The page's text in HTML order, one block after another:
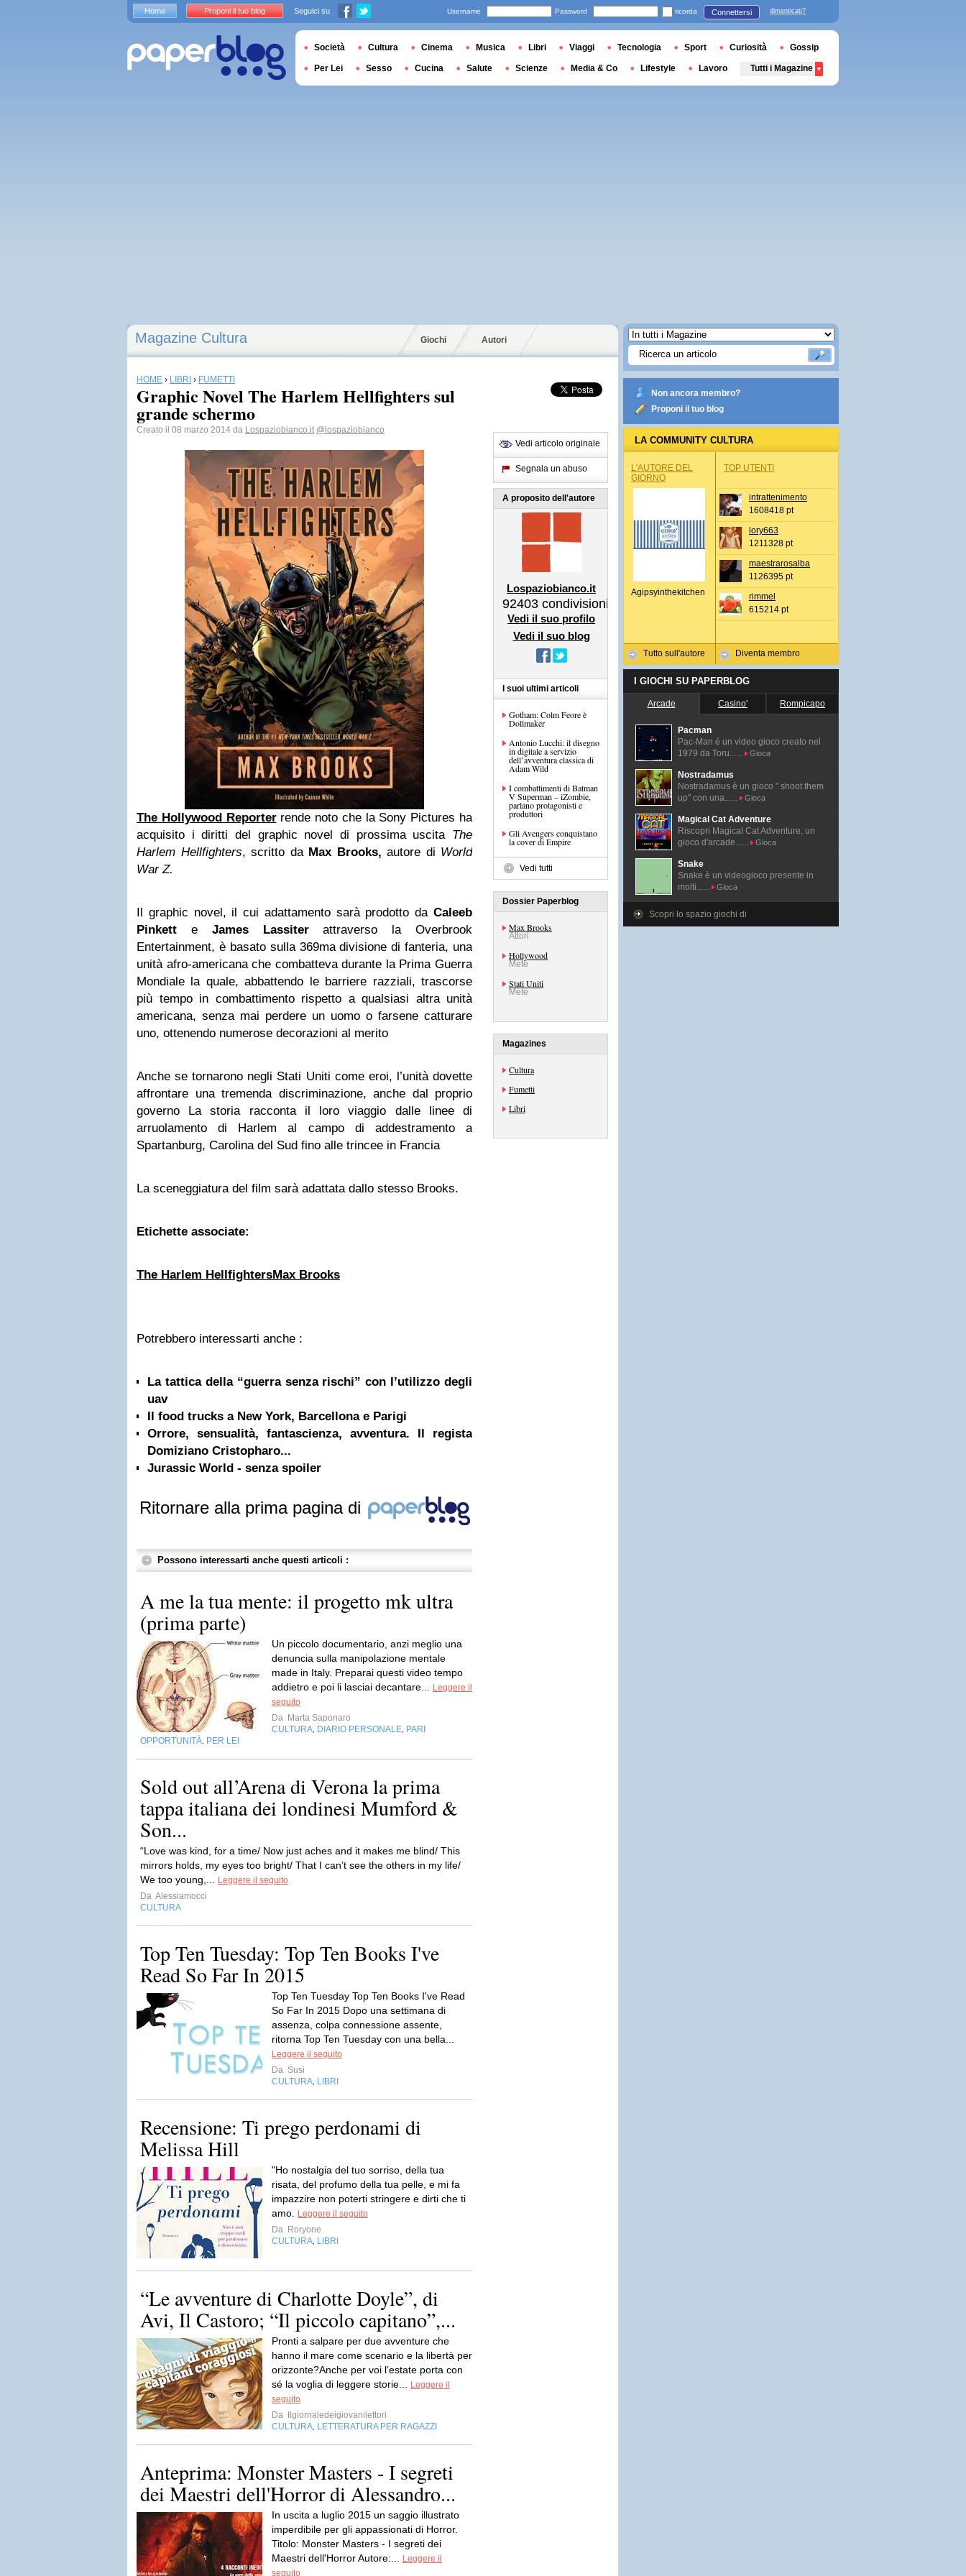
Magazine Cultura Giochi Autori
HOME › LIBRI › FUMETTI
Graphic Novel The Harlem Hellfighters sul
grande schermo
Creato il 08 marzo 2014 da Lospaziobianco.it @lospaziobianco
The HollywoodReporterrende noto che la Sony Pictures ha
acquisito i diritti del graphic novel di prossima uscita The
Harlem Hellfighters, scritto da Max Brooks, autore di World
War Z.
Il graphic novel, il cui adattamento sarà prodotto da Caleeb
Pinkett eJames Lassiterattraverso la Overbrook
Entertainment, è basato sulla 369ma divisione di fanteria, una
unità afro-americana che combatteva durante la Prima Guerra
Mondiale la quale, abbattendo le barriere razziali, trascorse
più tempo in combattimento rispetto a qualsiasi altra unità
americana, senza mai perdere un uomo o farsene catturare
uno, ottenendo numerose decorazioni al merito
Anche se tornarono negli Stati Uniti come eroi, l’unitàdovette
affrontare una tremenda discriminazione, anche dal proprio
governo
La storia racconta il loro viaggio
dalle linee di
arruolamento
di Harlem al campo di addestramento
a
Spartanburg, Carolina del Sud fino alle trincee in Francia
La sceneggiatura del film sarà adattata dallo stesso Brooks.
Etichette associate:
The Harlem HellfightersMax Brooks
Potrebbero interessarti anche :
La tattica della “guerra senza rischi” con l’utilizzo degli
uav
Il food trucks a New York, Barcellona e Parigi
Orrore, sensualità, fantascienza, avventura. Il regista
Domiziano Cristopharo...
Jurassic World - senza spoiler
Ritornare alla prima pagina di
Possono interessarti anche questi articoli :
A me la tua mente: il progetto mk ultra
(prima parte)
Un piccolo documentario, anzi meglio una
denuncia sulla manipolazione mentale
made in Italy. Preparai questi video tempo
addietro e poi li lasciai decantare...
Leggere il
seguito
Da Marta Saponaro
CULTURA DIARIO PERSONALE PARI
OPPORTUNITÀ PER LEI
Sold out all’Arena di Verona la prima
tappa italiana dei londinesi Mumford &
Son...
“Love was kind, for a time/ Now just aches and it makes me blind/ This
mirrors holds, my eyes too bright/ That I can’t see the others in my life/
We too young,...
Leggere il seguito
Da Alessiamocci
CULTURA
Top Ten Tuesday: Top Ten Books I've
Read So Far In 2015
Top Ten Tuesday Top Ten Books I've Read
So Far In 2015 Dopo una settimana di
assenza, colpa connessione assente,
ritorna Top Ten Tuesday con una bella...
Leggere il seguito
Da Susi
CULTURA LIBRI
Recensione: Ti prego perdonami di
Melissa Hill
"Ho nostalgia del tuo sorriso, della tua
risata, del profumo della tua pelle, e mi fa
impazzire non poterti stringere e dirti che ti
amo.
Leggere il seguito
Da Roryone
CULTURA LIBRI
“Le avventure di Charlotte Doyle”, di
Avi, Il Castoro; “Il piccolo capitano”,...
Pronti a salpare per due avventure che
hanno il mare come scenario e la libertà per
orizzonte?Anche per voi l’estate porta con
sé la voglia di leggere storie...
Leggere il
seguito
Da
Ilgiornaledeigiovanilettori
CULTURA LETTERATURA PER RAGAZZI
Anteprima: Monster Masters - I segreti
dei Maestri dell'Horror di Alessandro...
In uscita a luglio 2015 un saggio illustrato
imperdibile per gli appassionati di Horror.
Titolo: Monster Masters - I segreti dei
Maestri dell'Horror Autore:...
Leggere il
seguito
Vedi articolo originale
Segnala un abuso
A proposito dell'autore
Lospaziobianco.it
92403 condivisioni
Vedi il suo profilo
Vedi il suo blog
I suoi ultimi articoli
Gotham: Colm Feore è
Dollmaker
Antonio Lucchi: il disegno
in digitale a servizio
dell’avventura classica di
Adam Wild
I combattimenti di Batman
V Superman – iZombie,
parlano protagonisti e
produttori
Gli Avengers conquistano
la cover di Empire
Vedi tutti
Dossier Paperblog
Max Brooks
Attori
Hollywood
Mete
Stati Uniti
Mete
Magazines
Cultura
Fumetti
Libri
Non ancora membro?
Proponi il tuo blog
LA COMMUNITY CULTURA
L'AUTORE DEL
GIORNO
Agipsyinthekitchen
Tutto sull'autore
TOP UTENTI
intrattenimento
1608418 pt
lory663
1211328 pt
maestrarosalba
1126395 pt
rimmel
615214 pt
Diventa membro
I GIOCHI SU PAPERBLOG
Arcade Casino' Rompicapo
Pacman
Pac-Man é un video gioco creato nel
1979 da Toru......
Gioca
Nostradamus
Nostradamus è un gioco " shoot them
up" con una......
Gioca
Magical Cat Adventure
Riscopri Magical Cat Adventure, un
gioco d'arcade......
Gioca
Snake
Snake è un videogioco presente in
molti......
Gioca
Scopri lo spazio giochi di
Home Proponi il tuo blog Seguici su Username Password ricorda Connettersi dimenticati?
Società Cultura Cinema Musica Libri Viaggi Tecnologia Sport Curiosità Gossip
Per Lei Sesso Cucina Salute Scienze Media & Co Lifestyle Lavoro Tutti i Magazine